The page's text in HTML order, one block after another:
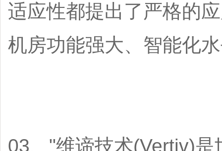
适应性都提出了严格的
机房功能强大、智能化
03、"维谛技术(Vertiv)